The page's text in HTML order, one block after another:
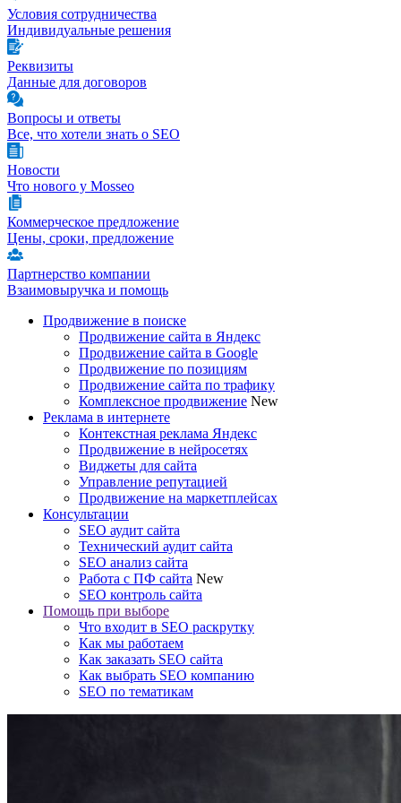
Условия сотрудничества
Индивидуальные решения
Реквизиты
Данные для договоров
Вопросы и ответы
Все, что хотели знать о SEO
Новости
Что нового у Mosseo
Коммерческое предложение
Цены, сроки, предложение
Партнерство компании
Взаимовыручка и помощь
Продвижение в поиске
Продвижение сайта в Яндекс
Продвижение сайта в Google
Продвижение по позициям
Продвижение сайта по трафику
Комплексное продвижение New
Реклама в интернете
Контекстная реклама Яндекс
Продвижение в нейросетях
Виджеты для сайта
Управление репутацией
Продвижение на маркетплейсах
Консультации
SEO аудит сайта
Технический аудит сайта
SEO анализ сайта
Работа с ПФ сайта New
SEO контроль сайта
Помощь при выборе
Что входит в SEO раскрутку
Как мы работаем
Как заказать SEO сайта
Как выбрать SEO компанию
SEO по тематикам